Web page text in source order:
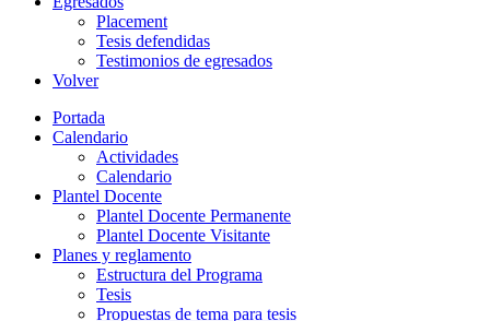
Placement
Tesis defendidas
Testimonios de egresados
Volver
Portada
Calendario
Actividades
Calendario
Plantel Docente
Plantel Docente Permanente
Plantel Docente Visitante
Planes y reglamento
Estructura del Programa
Tesis
Propuestas de tema para tesis